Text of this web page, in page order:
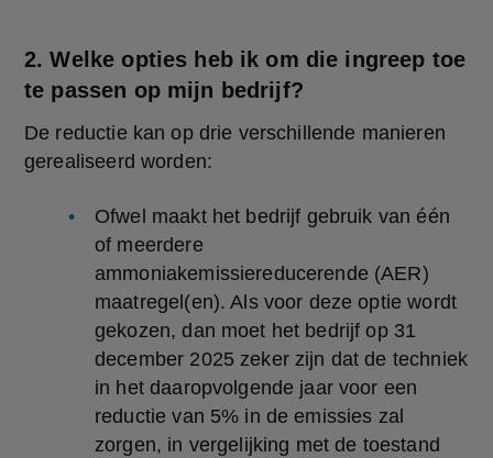
2. Welke opties heb ik om die ingreep toe
te passen op mijn bedrijf?
De reductie kan op drie verschillende manieren
gerealiseerd worden:
Ofwel maakt het bedrijf gebruik van één
of meerdere
ammoniakemissiereducerende (AER)
maatregel(en). Als voor deze optie wordt
gekozen, dan moet het bedrijf op 31
december 2025 zeker zijn dat de techniek
in het daaropvolgende jaar voor een
reductie van 5% in de emissies zal
zorgen, in vergelijking met de toestand